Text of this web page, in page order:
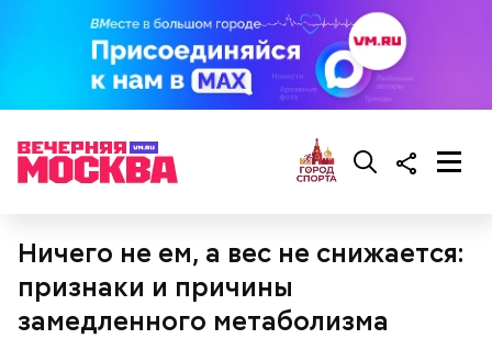
Ничего не ем, а вес не снижается:
признаки и причины
замедленного метаболизма